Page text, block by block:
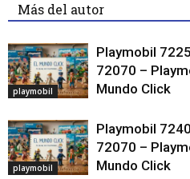
Más del autor
playmobil
Playmobil
72070 –
Mundo Click
playmobil
Playmobil
72070 –
Mundo Click